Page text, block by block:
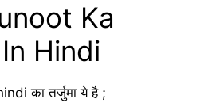
Ka
Hindi
का तर्जुमा ये है ;